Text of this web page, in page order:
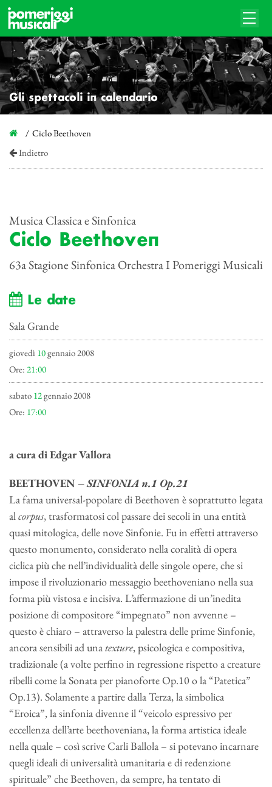
Gli spettacoli in calendario
Ciclo Beethoven
Indietro
Musica Classica e Sinfonica
Ciclo Beethoven
63a Stagione Sinfonica Orchestra I Pomeriggi Musicali
Le date
Sala Grande
giovedì 10gennaio 2008
Ore: 21:00
sabato 12gennaio 2008
Ore: 17:00
a cura di Edgar Vallora
BEETHOVEN –SINFONIA n.1 Op.21
La fama universal-popolare di Beethoven è soprattutto legata
alcorpus, trasformatosi col passare dei secoli in una entità
quasi mitologica, delle nove Sinfonie. Fu in effetti attraverso
questo monumento, considerato nella coralità di opera
ciclica più che nell’individualità delle singole opere, che si
impose il rivoluzionario messaggio beethoveniano nella sua
forma più vistosa e incisiva. L’affermazione di un’inedita
posizione di compositore “impegnato” non avvenne –
questo è chiaro – attraverso la palestra delle prime Sinfonie,
ancora sensibili ad unatexture, psicologica e compositiva,
tradizionale (a volte perfino in regressione rispetto a creature
ribelli come la Sonata per pianoforte Op.10 o la “Patetica”
Op.13). Solamente a partire dalla Terza, la simbolica
“Eroica”, la sinfonia divenne il “veicolo espressivo per
eccellenza dell’arte beethoveniana, la forma artistica ideale
nella quale – così scrive Carli Ballola – si potevano incarnare
quegli ideali di universalità umanitaria e di redenzione
spirituale” che Beethoven, da sempre, ha tentato di